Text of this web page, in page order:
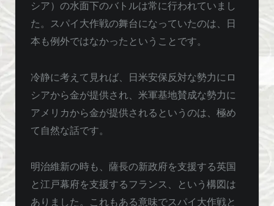
シア）の水面下のバトルは常に行われていまし
た。スパイ大作戦の舞台になっていたのは、日
本も例外ではなかったということです。
冷静に考えて見れば、日米安保反対な勢力にロ
シアから金が提供され、米軍基地賛成な勢力に
アメリカから金が提供されるというのは、極め
て自然な話です。
明治維新の時も、薩長の新政府を支援する英国
と江戸幕府を支援するフランス、という構図は
ありました。これもある意味でスパイ大作戦と